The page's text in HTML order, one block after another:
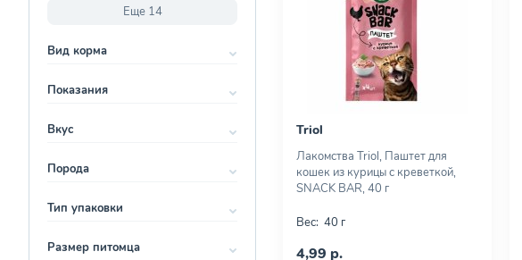
Еще 14
Вид корма
Показания
Вкус
Порода
Тип упаковки
Размер питомца
Triol
Лакомства Triol, Паштет для
кошек из курицы с креветкой,
SNACK BAR, 40 г
Вес: 40 г
4,99 р.